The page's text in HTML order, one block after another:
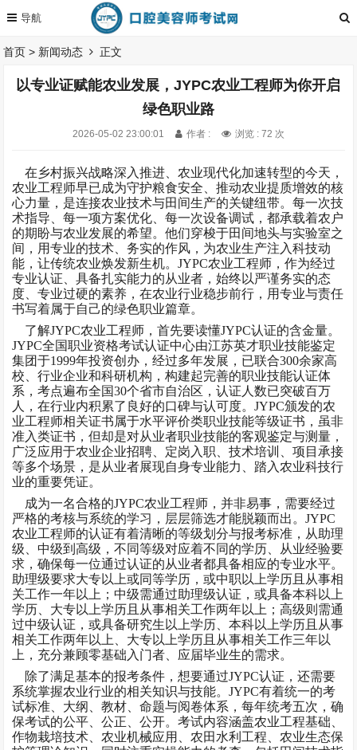
首页 > 新闻动态 正文
以专业证赋能农业发展，JYPC农业工程师为你开启
绿色职业路
2026-05-02 23:00:01 作者 : 浏览 : 72 次
在乡村振兴战略深入推进、农业现代化加速转型的今天，
农业工程师早已成为守护粮食安全、推动农业提质增效的核
心力量，是连接农业技术与田间生产的关键纽带。每一次技
术指导、每一项方案优化、每一次设备调试，都承载着农户
的期盼与农业发展的希望。他们穿梭于田间地头与实验室之
间，用专业的技术、务实的作风，为农业生产注入科技动
能，让传统农业焕发新生机。JYPC农业工程师，作为经过
专业认证、具备扎实能力的从业者，始终以严谨务实的态
度、专业过硬的素养，在农业行业稳步前行，用专业与责任
书写着属于自己的绿色职业篇章。
了解JYPC农业工程师，首先要读懂JYPC认证的含金量。
JYPC全国职业资格考试认证中心由江苏英才职业技能鉴定
集团于1999年投资创办，经过多年发展，已联合300余家高
校、行业企业和科研机构，构建起完善的职业技能认证体
系，考点遍布全国30个省市自治区，认证人数已突破百万
人，在行业内积累了良好的口碑与认可度。JYPC颁发的农
业工程师相关证书属于水平评价类职业技能等级证书，虽非
准入类证书，但却是对从业者职业技能的客观鉴定与测量，
广泛应用于农业企业招聘、定岗入职、技术培训、项目承接
等多个场景，是从业者展现自身专业能力、踏入农业科技行
业的重要凭证。
成为一名合格的JYPC农业工程师，并非易事，需要经过
严格的考核与系统的学习，层层筛选才能脱颖而出。JYPC
农业工程师的认证有着清晰的等级划分与报考标准，从助理
级、中级到高级，不同等级对应着不同的学历、从业经验要
求，确保每一位通过认证的从业者都具备相应的专业水平。
助理级要求大专以上或同等学历，或中职以上学历且从事相
关工作一年以上；中级需通过助理级认证，或具备本科以上
学历、大专以上学历且从事相关工作两年以上；高级则需通
过中级认证，或具备研究生以上学历、本科以上学历且从事
相关工作两年以上、大专以上学历且从事相关工作三年以
上，充分兼顾零基础入门者、应届毕业生的需求。
除了满足基本的报考条件，想要通过JYPC认证，还需要
系统掌握农业行业的相关知识与技能。JYPC有着统一的考
试标准、大纲、教材、命题与阅卷体系，每年统考五次，确
保考试的公平、公正、公开。考试内容涵盖农业工程基础、
作物栽培技术、农业机械应用、农田水利工程、农业生态保